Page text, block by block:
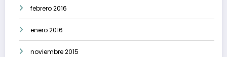
febrero 2016
enero 2016
noviembre 2015